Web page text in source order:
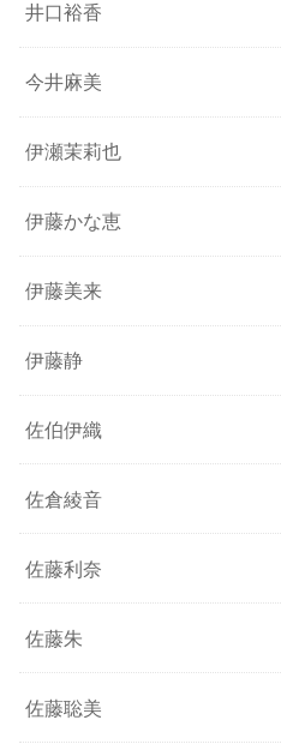
井口裕香
今井麻美
伊瀬茉莉也
伊藤かな恵
伊藤美来
伊藤静
佐伯伊織
佐倉綾音
佐藤利奈
佐藤朱
佐藤聡美